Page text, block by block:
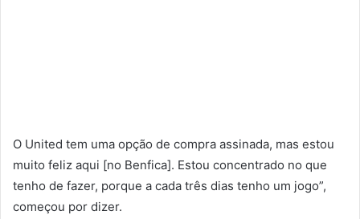
O United tem uma opção de compra assinada, mas estou
muito feliz aqui [no Benfica]. Estou concentrado no que
tenho de fazer, porque a cada três dias tenho um jogo”,
começou por dizer.